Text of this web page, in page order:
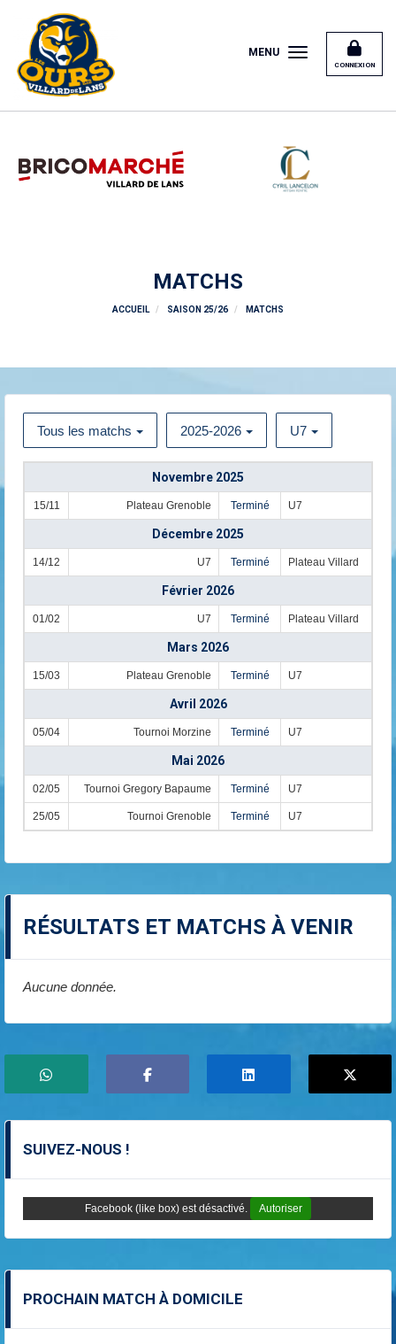
CONNEXION
MENU
MATCHS
ACCUEIL SAISON 25/26 MATCHS
Tous les matchs 2025-2026 U7
Novembre 2025
15/11 Plateau Grenoble Terminé U7
Décembre 2025
14/12 U7 Terminé Plateau Villard
Février 2026
01/02 U7 Terminé Plateau Villard
Mars 2026
15/03 Plateau Grenoble Terminé U7
Avril 2026
05/04 Tournoi Morzine Terminé U7
Mai 2026
02/05 Tournoi Gregory Bapaume Terminé U7
25/05 Tournoi Grenoble Terminé U7
RÉSULTATS ET MATCHS À VENIR
Aucune donnée.
SUIVEZ-NOUS !
Facebook (like box) est désactivé. Autoriser
PROCHAIN MATCH À DOMICILE
Panneau de gestion des cookies